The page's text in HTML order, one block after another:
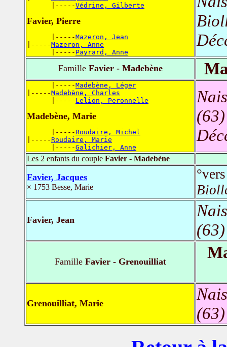
      |-----
Védrine, Gilberte
Favier, Pierre
      |-----
Mazeron, Jean
|-----Mazeron, Anne
      |-----
Payrard, Anne
FamilleFavier - Madebène
      |-----
Madebène, Léger
|-----Madebène, Charles
      |-----
Lelion, Peronnelle
Madebène, Marie
      |-----
Roudaire, Michel
|-----Roudaire, Marie
      |-----
Galichier, Anne
(63)
Les 2 enfants du couple Favier - Madebène
Favier, Jacques
× 1753 Besse, Marie
Favier, Jean
(63)
FamilleFavier - Grenouilliat
Grenouilliat, Marie
(63)